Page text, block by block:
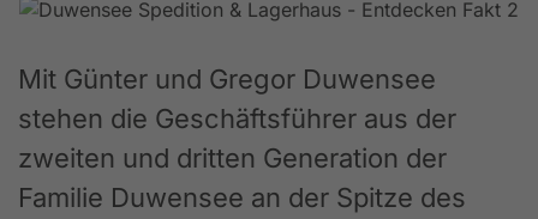
Mit Günter und Gregor Duwensee
stehen die Geschäftsführer aus der
zweiten und dritten Generation der
Familie Duwensee an der Spitze des